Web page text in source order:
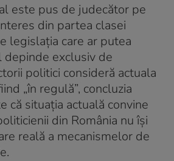
este pus de judecător pe
din partea clasei
legislația care ar putea
exclusiv de
politici consideră actuala
„în regulă”, concluzia
că situația actuală convine
din România nu își
reală a mecanismelor de